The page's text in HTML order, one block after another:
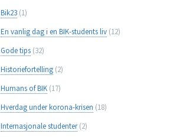
Bik23(1)
En vanlig dag i en BIK-students liv(12)
Gode tips(32)
Historiefortelling(2)
Humans of BIK(17)
Hverdag under korona-krisen (18)
Internasjonale studenter(2)